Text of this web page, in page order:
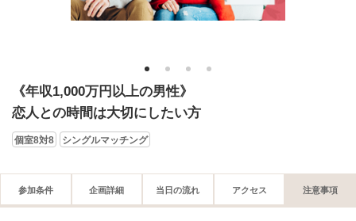
1 2 3 4
《年収1,000万円以上の男性》
恋人との時間は大切にしたい方
個室8対8 シングルマッチング
参加条件 企画詳細 当日の流れ アクセス 注意事項